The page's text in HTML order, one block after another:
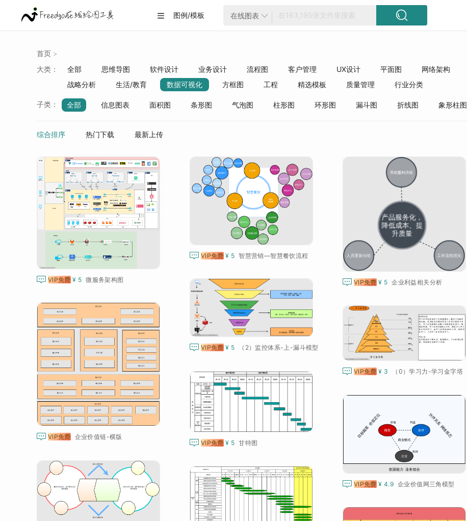
 图例/模板 
在线图表 
首页 >
大类： 全部 思维导图 软件设计 业务设计 流程图 客户管理 UX设计 平面图 网络架构
战略分析
生活/教育 数据可视化 方框图 工程 精选模板 质量管理 行业分类
子类： 全部 信息图表 面积图 条形图 气泡图 柱形图 环形图 漏斗图 折线图 象形柱图
综合排序 热门下载 最新上传
 VIP免费 ¥ 5 微服务架构图
 VIP免费 ¥ 5 智慧营销—智慧餐饮流程
 VIP免费 ¥ 5 企业利益相关分析
 VIP免费 ¥ 5 （2）监控体系-上-漏斗模型
 VIP免费 企业价值链-横版
 VIP免费 ¥ 3 （0）学习力-学习金字塔
 VIP免费 ¥ 5 甘特图
 VIP免费 ¥ 4.9 企业价值网三角模型